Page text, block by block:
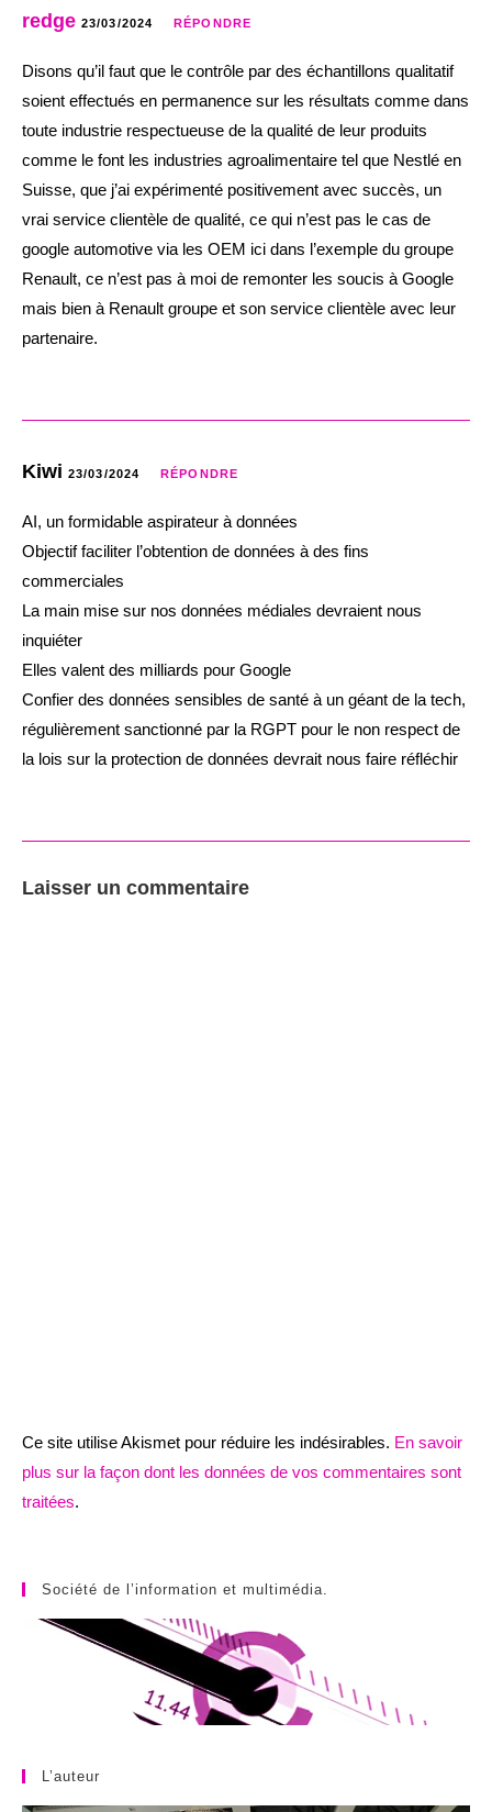
redge 23/03/2024 RÉPONDRE
Disons qu’il faut que le contrôle par des échantillons qualitatif
soient effectués en permanence sur les résultats comme dans
toute industrie respectueuse de la qualité de leur produits
comme le font les industries agroalimentaire tel que Nestlé en
Suisse, que j’ai expérimenté positivement avec succès, un
vrai service clientèle de qualité, ce qui n’est pas le cas de
google automotive via les OEM ici dans l’exemple du groupe
Renault, ce n’est pas à moi de remonter les soucis à Google
mais bien à Renault groupe et son service clientèle avec leur
partenaire.
Kiwi 23/03/2024 RÉPONDRE
AI, un formidable aspirateur à données
Objectif faciliter l’obtention de données à des fins
commerciales
La main mise sur nos données médiales devraient nous
inquiéter
Elles valent des milliards pour Google
Confier des données sensibles de santé à un géant de la tech,
régulièrement sanctionné par la RGPT pour le non respect de
la lois sur la protection de données devrait nous faire réfléchir
Laisser un commentaire
Ce site utilise Akismet pour réduire les indésirables. En savoir
plus sur la façon dont les données de vos commentaires sont
traitées.
Société de l’information et multimédia.
L’auteur